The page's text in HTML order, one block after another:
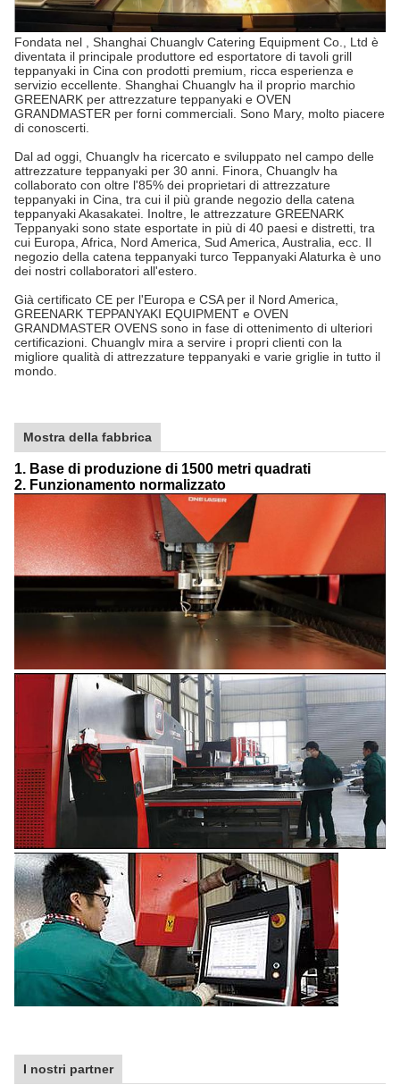
Fondata nel , Shanghai Chuanglv Catering Equipment Co., Ltd è
diventata il principale produttore ed esportatore di tavoli grill
teppanyaki in Cina con prodotti premium, ricca esperienza e
servizio eccellente. Shanghai Chuanglv ha il proprio marchio
GREENARK per attrezzature teppanyaki e OVEN
GRANDMASTER per forni commerciali. Sono Mary, molto piacere
di conoscerti.
Dal ad oggi, Chuanglv ha ricercato e sviluppato nel campo delle
attrezzature teppanyaki per 30 anni. Finora, Chuanglv ha
collaborato con oltre l'85% dei proprietari di attrezzature
teppanyaki in Cina, tra cui il più grande negozio della catena
teppanyaki Akasakatei. Inoltre, le attrezzature GREENARK
Teppanyaki sono state esportate in più di 40 paesi e distretti, tra
cui Europa, Africa, Nord America, Sud America, Australia, ecc. Il
negozio della catena teppanyaki turco Teppanyaki Alaturka è uno
dei nostri collaboratori all'estero.
Già certificato CE per l'Europa e CSA per il Nord America,
GREENARK TEPPANYAKI EQUIPMENT e OVEN
GRANDMASTER OVENS sono in fase di ottenimento di ulteriori
certificazioni. Chuanglv mira a servire i propri clienti con la
migliore qualità di attrezzature teppanyaki e varie griglie in tutto il
mondo.
Mostra della fabbrica
1. Base di produzione di 1500 metri quadrati
2. Funzionamento normalizzato
I nostri partner